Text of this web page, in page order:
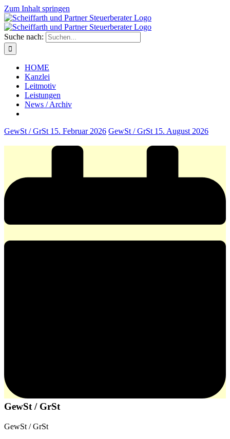
Zum Inhalt springen
Suche nach:
HOME
Kanzlei
Leitmotiv
Leistungen
News / Archiv
GewSt / GrSt 15. Februar 2026 GewSt / GrSt 15. August 2026
GewSt / GrSt
GewSt / GrSt